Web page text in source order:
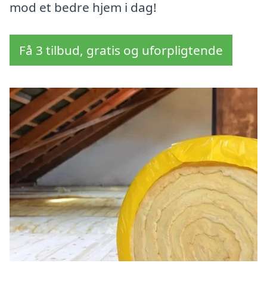
mod et bedre hjem i dag!
Få 3 tilbud, gratis og uforpligtende